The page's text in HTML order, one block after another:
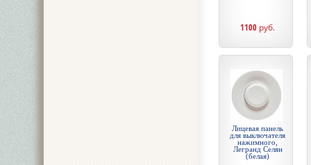
1100 руб.
Лицевая панель
для выключателя
нажимного,
Легранд Селян
(белая)